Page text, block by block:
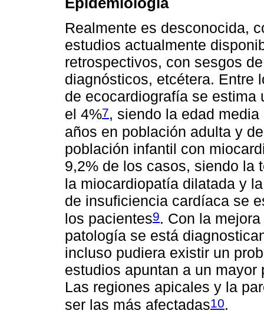
Realmente es desconocida,
estudios actualmente
retrospectivos, con sesgos
diagnósticos, etcétera. Entre
de ecocardiografía se estima
el 4%7, siendo la edad
años en población adulta y
población infantil con
9,2% de los casos, siendo la
la miocardiopatía dilatada y
de insuficiencia cardíaca se
los pacientes9. Con la
patología se está
incluso pudiera existir un
estudios apuntan a un
Las regiones apicales y la
ser las más afectadas10.